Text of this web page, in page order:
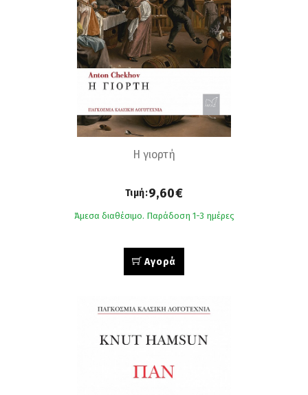
Η γιορτή
Τιμή:9,60€
Άμεσα διαθέσιμο. Παράδοση 1-3 ημέρες
Αγορά